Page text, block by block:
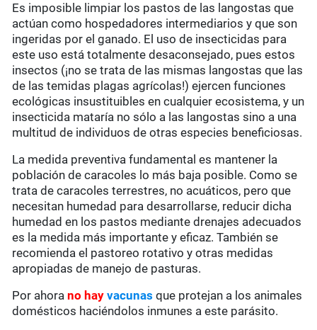
Es imposible limpiar los pastos de las langostas que
actúan como hospedadores intermediarios y que son
ingeridas por el ganado. El uso de insecticidas para
este uso está totalmente desaconsejado, pues estos
insectos (¡no se trata de las mismas langostas que las
de las temidas plagas agrícolas!) ejercen funciones
ecológicas insustituibles en cualquier ecosistema, y un
insecticida mataría no sólo a las langostas sino a una
multitud de individuos de otras especies beneficiosas.
La medida preventiva fundamental es mantener la
población de caracoles lo más baja posible. Como se
trata de caracoles terrestres, no acuáticos, pero que
necesitan humedad para desarrollarse, reducir dicha
humedad en los pastos mediante drenajes adecuados
es la medida más importante y eficaz. También se
recomienda el pastoreo rotativo y otras medidas
apropiadas de manejo de pasturas.
Por ahorano hay vacunas que protejan a los animales
domésticos haciéndolos inmunes a este parásito.